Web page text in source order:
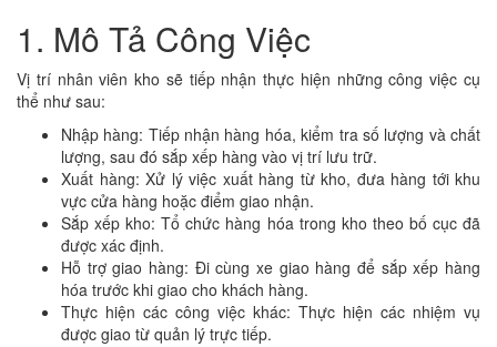
1. Mô Tả Công Việc
Vị trí nhân viên kho sẽ tiếp nhận thực hiện những công việc cụ
thể như sau:
Nhập hàng: Tiếp nhận hàng hóa, kiểm tra số lượng và chất
lượng, sau đó sắp xếp hàng vào vị trí lưu trữ.
Xuất hàng: Xử lý việc xuất hàng từ kho, đưa hàng tới khu
vực cửa hàng hoặc điểm giao nhận.
Sắp xếp kho: Tổ chức hàng hóa trong kho theo bố cục đã
được xác định.
Hỗ trợ giao hàng: Đi cùng xe giao hàng để sắp xếp hàng
hóa trước khi giao cho khách hàng.
Thực hiện các công việc khác: Thực hiện các nhiệm vụ
được giao từ quản lý trực tiếp.